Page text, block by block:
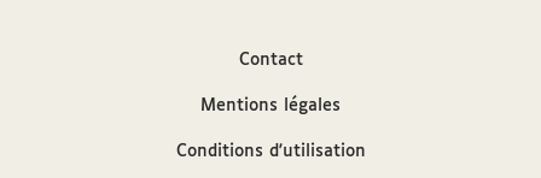
Contact
Mentions légales
Conditions d'utilisation